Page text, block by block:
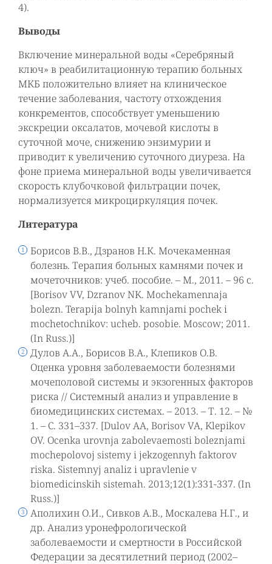
4).
Выводы
Включение минеральной воды «Серебряный
ключ» в реабилитационную терапию больных
МКБ положительно влияет на клиническое
течение заболевания, частоту отхождения
конкрементов, способствует уменьшению
экскреции оксалатов, мочевой кислоты в
суточной моче, снижению энзимурии и
приводит к увеличению суточного диуреза. На
фоне приема минеральной воды увеличивается
скорость клубочковой фильтрации почек,
нормализуется микроциркуляция почек.
Литература
Борисов В.В., Дзранов Н.К. Мочекаменная
болезнь. Терапия больных камнями почек и
мочеточников: учеб. пособие. – М., 2011. – 96 с.
[Borisov VV, Dzranov NK. Mochekamennaja
bolezn. Terapija bolnyh kamnjami pochek i
mochetochnikov: ucheb. posobie. Moscow; 2011.
(In Russ.)]
Дулов А.А., Борисов В.А., Клепиков О.В.
Оценка уровня заболеваемости болезнями
мочеполовой системы и экзогенных факторов
риска // Системный анализ и управление в
биомедицинских системах. – 2013. – Т. 12. – №
1. – С. 331–337. [Dulov AA, Borisov VA, Klepikov
OV. Ocenka urovnja zabolevaemosti boleznjami
mochepolovoj sistemy i jekzogennyh faktorov
riska. Sistemnyj analiz i upravlenie v
biomedicinskih sistemah. 2013;12(1):331-337. (In
Russ.)]
Аполихин О.И., Сивков А.В., Москалева Н.Г., и
др. Анализ уронефрологической
заболеваемости и смертности в Российской
Федерации за десятилетний период (2002–